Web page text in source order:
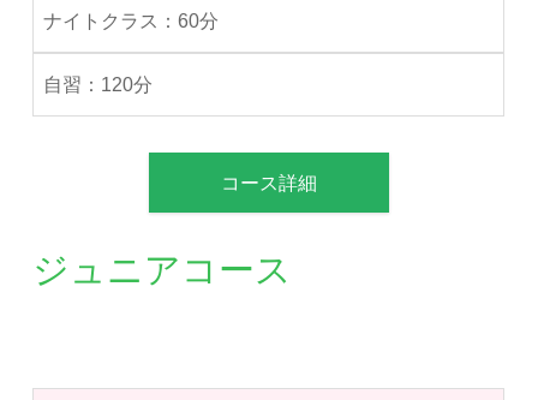
60分
120分
コース詳細
ジュニアコース